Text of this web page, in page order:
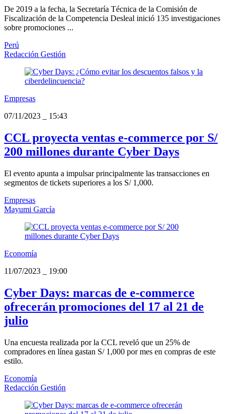
De 2019 a la fecha, la Secretaría Técnica de la Comisión de
Fiscalización de la Competencia Desleal inició 135 investigaciones
sobre promociones ...
Perú
Redacción Gestión
Empresas
07/11/2023
15:43
CCL proyecta ventas e-commerce por S/
200 millones durante Cyber Days
El evento apunta a impulsar principalmente las transacciones en
segmentos de tickets superiores a los S/ 1,000.
Empresas
Mayumi García
Economía
11/07/2023
19:00
Cyber Days: marcas de e-commerce
ofrecerán promociones del 17 al 21 de
julio
Una encuesta realizada por la CCL reveló que un 25% de
compradores en línea gastan S/ 1,000 por mes en compras de este
estilo.
Economía
Redacción Gestión